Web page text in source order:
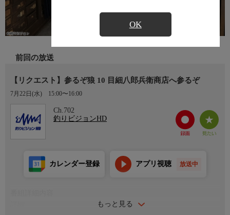
OK
前回の放送
【リクエスト】参るぞ狼 10 目細八郎兵衛商店へ参るぞ
7月22日(水) 15:00〜16:00
Ch.702
釣りビジョンHD
もっと見る
カレンダー登録 アプリ視聴 放送中